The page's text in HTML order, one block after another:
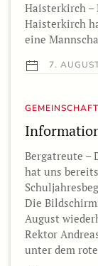
Haisterkirch –
Haisterkirch
eine
7.
Bergatreute –
hat uns
Die
August
Rektor
unter dem